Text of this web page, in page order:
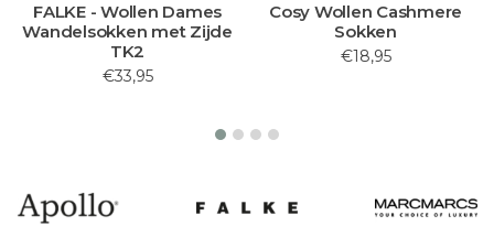
FALKE - Wollen Dames
Wandelsokken met Zijde
TK2
€33,95
Cosy Wollen Cashmere
Sokken
€18,95